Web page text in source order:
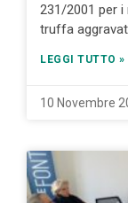
231/2001 per
truffa
LEGGI TUTTO »
10 Novembre